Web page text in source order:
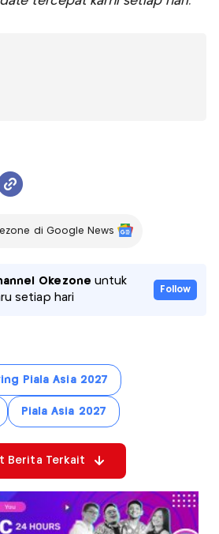
di Google News
Okezone untuk
setiap hari
Follow
Piala Asia 2027
Piala Asia 2027
Berita Terkait